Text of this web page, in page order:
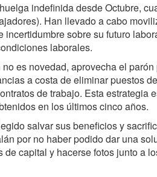
indefinida desde Octubre,
Han llevado a cabo
incertidumbre sobre su futuro
laborales.
es novedad, aprovecha el
a costa de eliminar puestos
de trabajo. Esta estrategia
en los últimos cinco años.
salvar sus beneficios y
por no haber podido dar una
capital y hacerse fotos junto a